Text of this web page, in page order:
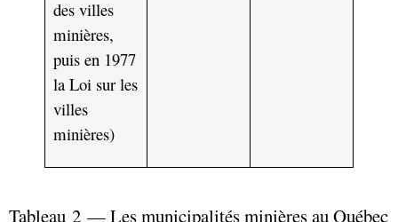
des villes
minières,
puis en 1977
la Loi sur les
villes
minières)
Tableau 2 — Les municipalités minières au Québec